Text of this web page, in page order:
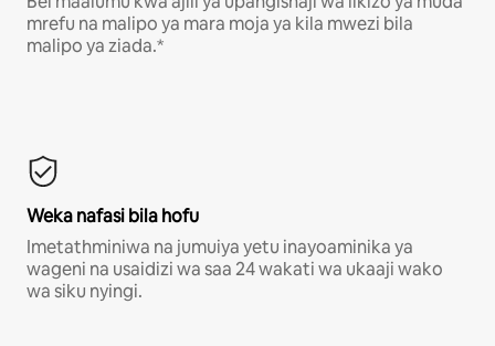
mrefu na malipo ya mara moja ya kila mwezi bila
malipo ya ziada.*
Weka nafasi bila hofu
Imetathminiwa na jumuiya yetu inayoaminika ya
wageni na usaidizi wa saa 24 wakati wa ukaaji wako
wa siku nyingi.